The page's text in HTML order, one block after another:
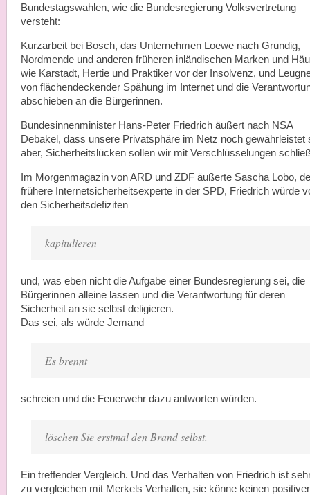
Bundestagswahlen, wie die Bundesregierung Volksvertretung
versteht:
Kurzarbeit bei Bosch, das Unternehmen Loewe nach Grundig,
Nordmende und anderen früheren inländischen Marken und
wie Karstadt, Hertie und Praktiker vor der Insolvenz, und
von flächendeckender Spähung im Internet und die
abschieben an die Bürgerinnen.
Bundesinnenminister Hans-Peter Friedrich äußert nach NSA
Debakel, dass unsere Privatsphäre im Netz noch gewährleistet
aber, Sicherheitslücken sollen wir mit Verschlüsselungen
Im Morgenmagazin von ARD und ZDF äußerte Sascha Lobo,
frühere Internetsicherheitsexperte in der SPD, Friedrich würde
den Sicherheitsdefiziten
kapitulieren
und, was eben nicht die Aufgabe einer Bundesregierung sei, die
Bürgerinnen alleine lassen und die Verantwortung für deren
Sicherheit an sie selbst deligieren.
Das sei, als würde Jemand
Es brennt
schreien und die Feuerwehr dazu antworten würden.
löschen Sie erstmal den Brand selbst.
Ein treffender Vergleich. Und das Verhalten von Friedrich ist
zu vergleichen mit Merkels Verhalten, sie könne keinen